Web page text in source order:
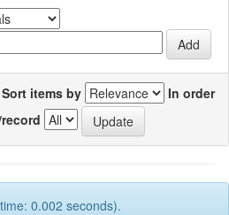
Sort items by
In order
0.002 seconds).